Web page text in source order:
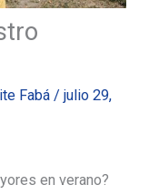
Fabá/julio 29,
en verano?